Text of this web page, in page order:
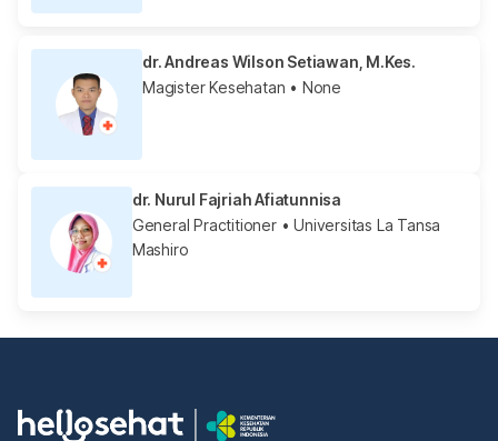
dr. Andreas Wilson Setiawan, M.Kes.
Magister Kesehatan • None
dr. Nurul Fajriah Afiatunnisa
General Practitioner• Universitas La Tansa
Mashiro